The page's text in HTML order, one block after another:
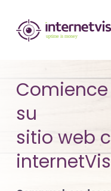
de
internetvista
control
del
sitio
web
y
de
su
sitio web